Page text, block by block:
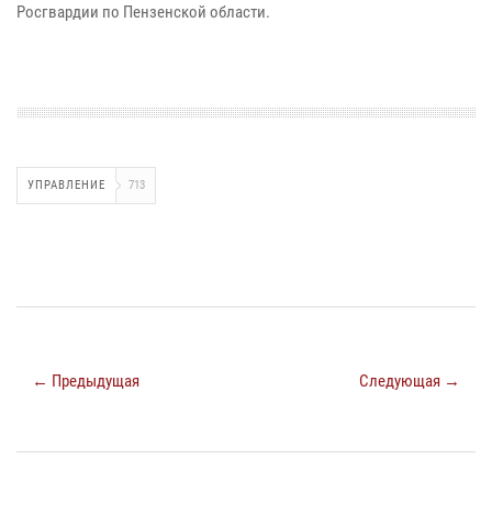
Росгвардии по Пензенской области.
УПРАВЛЕНИЕ 713
← Предыдущая Следующая →